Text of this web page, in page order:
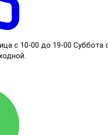
с 10-00 до 19-00 Суббота